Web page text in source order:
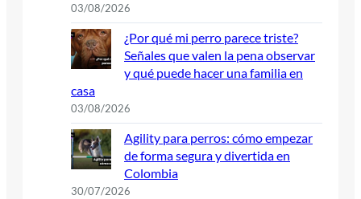
03/08/2026
¿Por qué mi perro parece triste?
Señales que valen la pena observar
y qué puede hacer una familia en
casa
03/08/2026
Agility para perros: cómo empezar
de forma segura y divertida en
Colombia
30/07/2026